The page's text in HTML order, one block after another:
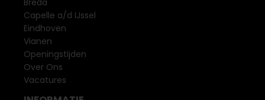
Breda
Capelle a/d IJssel
Eindhoven
Vianen
Openingstijden
Over Ons
Vacatures